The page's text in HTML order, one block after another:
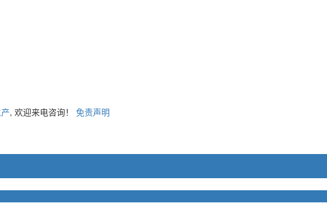
, 欢迎来电咨询！ 免责声明